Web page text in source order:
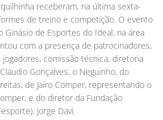
receberam, na última sexta-
de treino e competição. O evento
Ginásio de Esportes do Ideal, na área
com a presença de patrocinadores,
comissão técnica, diretoria
Gonçalves, o Neguinho, do
de Jairo Comper, representando o
e do diretor da Fundação
Jorge Davi.